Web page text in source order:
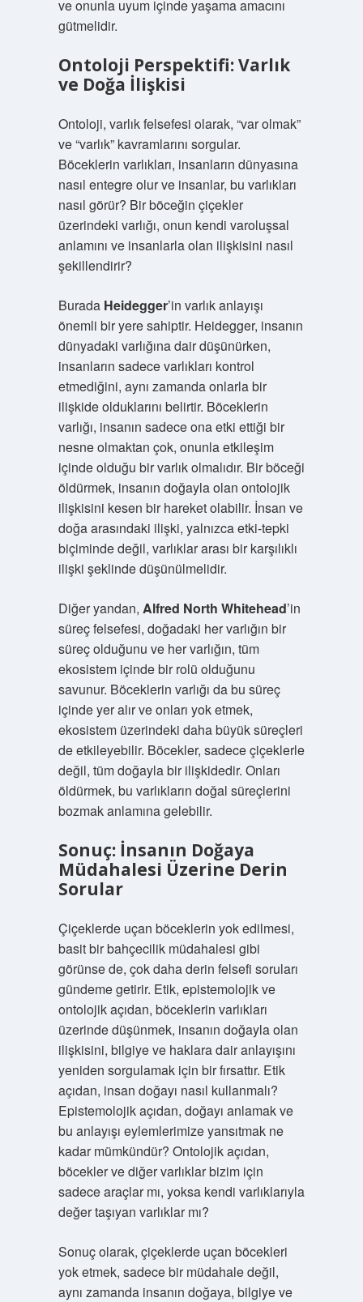
ve onunla uyum içinde yaşama amacını
gütmelidir.
Ontoloji Perspektifi: Varlık
ve Doğa İlişkisi
Ontoloji, varlık felsefesi olarak, “var olmak”
ve “varlık” kavramlarını sorgular.
Böceklerin varlıkları, insanların dünyasına
nasıl entegre olur ve insanlar, bu varlıkları
nasıl görür? Bir böceğin çiçekler
üzerindeki varlığı, onun kendi varoluşsal
anlamını ve insanlarla olan ilişkisini nasıl
şekillendirir?
Burada Heidegger’in varlık anlayışı
önemli bir yere sahiptir. Heidegger, insanın
dünyadaki varlığına dair düşünürken,
insanların sadece varlıkları kontrol
etmediğini, aynı zamanda onlarla bir
ilişkide olduklarını belirtir. Böceklerin
varlığı, insanın sadece ona etki ettiği bir
nesne olmaktan çok, onunla etkileşim
içinde olduğu bir varlık olmalıdır. Bir böceği
öldürmek, insanın doğayla olan ontolojik
ilişkisini kesen bir hareket olabilir. İnsan ve
doğa arasındaki ilişki, yalnızca etki-tepki
biçiminde değil, varlıklar arası bir karşılıklı
ilişki şeklinde düşünülmelidir.
Diğer yandan, Alfred North Whitehead’in
süreç felsefesi, doğadaki her varlığın bir
süreç olduğunu ve her varlığın, tüm
ekosistem içinde bir rolü olduğunu
savunur. Böceklerin varlığı da bu süreç
içinde yer alır ve onları yok etmek,
ekosistem üzerindeki daha büyük süreçleri
de etkileyebilir. Böcekler, sadece çiçeklerle
değil, tüm doğayla bir ilişkidedir. Onları
öldürmek, bu varlıkların doğal süreçlerini
bozmak anlamına gelebilir.
Sonuç: İnsanın Doğaya
Müdahalesi Üzerine Derin
Sorular
Çiçeklerde uçan böceklerin yok edilmesi,
basit bir bahçecilik müdahalesi gibi
görünse de, çok daha derin felsefi soruları
gündeme getirir. Etik, epistemolojik ve
ontolojik açıdan, böceklerin varlıkları
üzerinde düşünmek, insanın doğayla olan
ilişkisini, bilgiye ve haklara dair anlayışını
yeniden sorgulamak için bir fırsattır. Etik
açıdan, insan doğayı nasıl kullanmalı?
Epistemolojik açıdan, doğayı anlamak ve
bu anlayışı eylemlerimize yansıtmak ne
kadar mümkündür? Ontolojik açıdan,
böcekler ve diğer varlıklar bizim için
sadece araçlar mı, yoksa kendi varlıklarıyla
değer taşıyan varlıklar mı?
Sonuç olarak, çiçeklerde uçan böcekleri
yok etmek, sadece bir müdahale değil,
aynı zamanda insanın doğaya, bilgiye ve